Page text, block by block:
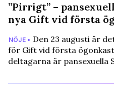
”Pirrigt” –
nya Gift vid första
NÖJE • Den 23 augusti är
för Gift vid första
deltagarna är pansexuella